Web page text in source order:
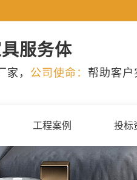
服务体
， 公司使命： 帮助客户
工程案例 投标